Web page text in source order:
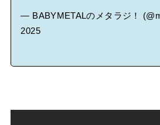
— BABYMETALのメタラジ！
2025